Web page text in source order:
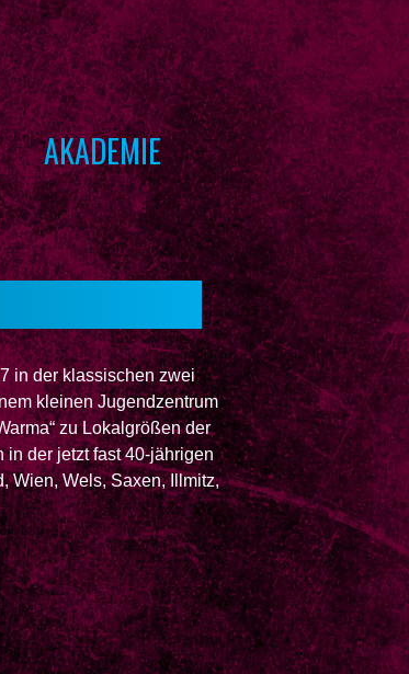
AKADEMIE
in der klassischen zwei
kleinen Jugendzentrum
zu Lokalgrößen der
in der jetzt fast 40-jährigen
Wien, Wels, Saxen, Illmitz,